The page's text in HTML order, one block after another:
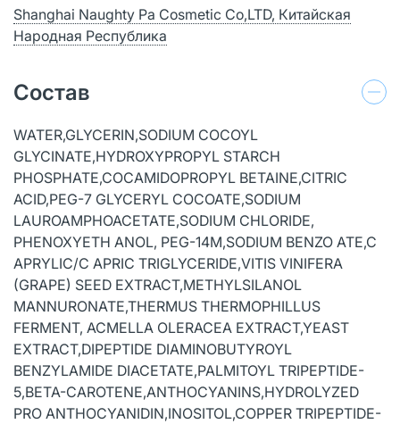
Shanghai Naughty Pa Cosmetic Co,LTD, Китайская
Народная Республика
Состав
WATER,GLYCERIN,SODIUM COCOYL
GLYCINATE,HYDROXYPROPYL STARCH
PHOSPHATE,COCAMIDOPROPYL BETAINE,CITRIC
ACID,PEG-7 GLYCERYL COCOATE,SODIUM
LAUROAMPHOACETATE,SODIUM CHLORIDE,
PHENOXYETH ANOL, PEG-14M,SODIUM BENZO ATE,C
APRYLIC/C APRIC TRIGLYCERIDE,VITIS VINIFERA
(GRAPE) SEED EXTRACT,METHYLSILANOL
MANNURONATE,THERMUS THERMOPHILLUS
FERMENT, ACMELLA OLERACEA EXTRACT,YEAST
EXTRACT,DIPEPTIDE DIAMINOBUTYROYL
BENZYLAMIDE DIACETATE,PALMITOYL TRIPEPTIDE-
5,BETA-CAROTENE,ANTHOCYANINS,HYDROLYZED
PRO ANTHOCYANIDIN,INOSITOL,COPPER TRIPEPTIDE-